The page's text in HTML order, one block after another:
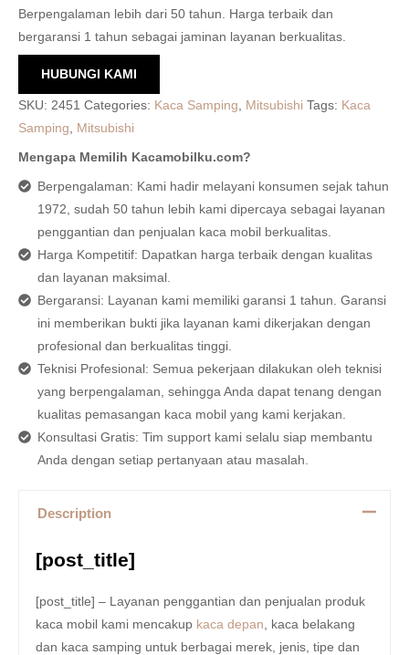
Berpengalaman lebih dari 50 tahun. Harga terbaik dan
bergaransi 1 tahun sebagai jaminan layanan berkualitas.
HUBUNGI KAMI
SKU: 2451 Categories: Kaca Samping, Mitsubishi Tags: Kaca
Samping, Mitsubishi
Mengapa Memilih Kacamobilku.com?
Berpengalaman: Kami hadir melayani konsumen sejak tahun
1972, sudah 50 tahun lebih kami dipercaya sebagai layanan
penggantian dan penjualan kaca mobil berkualitas.
Harga Kompetitif: Dapatkan harga terbaik dengan kualitas
dan layanan maksimal.
Bergaransi: Layanan kami memiliki garansi 1 tahun. Garansi
ini memberikan bukti jika layanan kami dikerjakan dengan
profesional dan berkualitas tinggi.
Teknisi Profesional: Semua pekerjaan dilakukan oleh teknisi
yang berpengalaman, sehingga Anda dapat tenang dengan
kualitas pemasangan kaca mobil yang kami kerjakan.
Konsultasi Gratis: Tim support kami selalu siap membantu
Anda dengan setiap pertanyaan atau masalah.
Description
[post_title]
[post_title] – Layanan penggantian dan penjualan produk
kaca mobil kami mencakup kaca depan , kaca belakang
dan kaca samping untuk berbagai merek, jenis, tipe dan